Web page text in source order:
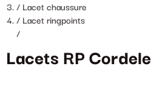
Lacet chaussure
Lacet ringpoints
/
Lacets RP